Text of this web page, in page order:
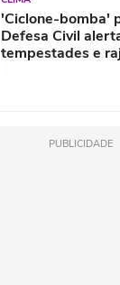
'Ciclone-bomba'
Defesa Civil
tempestades e
PUBLICIDADE